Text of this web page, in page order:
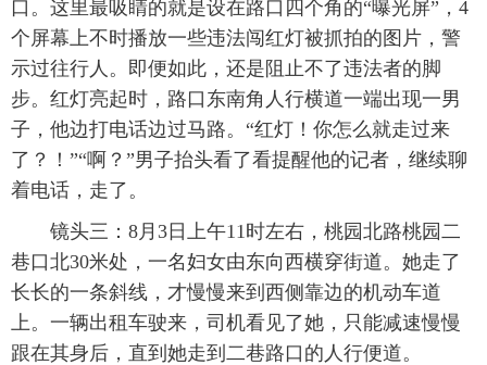
口。这里最吸睛的就是设在路口四个角的“曝光屏”，4
个屏幕上不时播放一些违法闯红灯被抓拍的图片，警
示过往行人。即便如此，还是阻止不了违法者的脚
步。红灯亮起时，路口东南角人行横道一端出现一男
子，他边打电话边过马路。“红灯！你怎么就走过来
了？！”“啊？”男子抬头看了看提醒他的记者，继续聊
着电话，走了。
镜头三：8月3日上午11时左右，桃园北路桃园二
巷口北30米处，一名妇女由东向西横穿街道。她走了
长长的一条斜线，才慢慢来到西侧靠边的机动车道
上。一辆出租车驶来，司机看见了她，只能减速慢慢
跟在其身后，直到她走到二巷路口的人行便道。